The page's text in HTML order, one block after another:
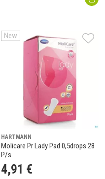
New
HARTMANN
Molicare Pr Lady Pad 0,5drops 28
P/s
4,91 €